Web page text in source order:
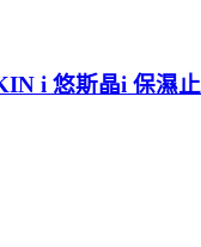
i 悠斯晶i 保濕